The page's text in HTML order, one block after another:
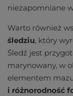
niezapomniane
Warto również
śledziu, który
Śledź jest
marynowany, w
elementem
i różnorodność